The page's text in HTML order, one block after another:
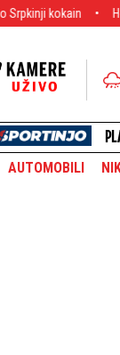
Hoće bogatstvo!
AUTOMOBILI